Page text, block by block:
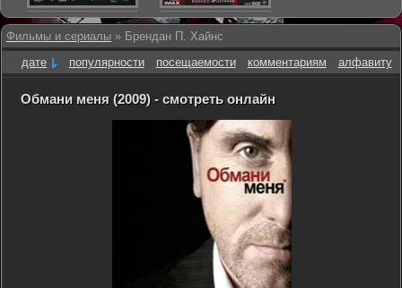
Фильмы и сериалы » Брендан П. Хайнс
дате
популярности посещаемости комментариям алфавиту
Обмани меня (2009) - смотреть онлайн